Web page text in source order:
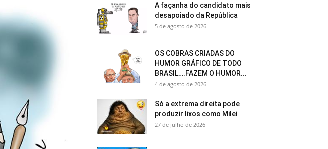
A façanha do candidato mais
desapoiado da República
5 de agosto de 2026
OS COBRAS CRIADAS DO
HUMOR GRÁFICO DE TODO
BRASIL….FAZEM O HUMOR...
4 de agosto de 2026
Só a extrema direita pode
produzir lixos como Milei
27 de julho de 2026